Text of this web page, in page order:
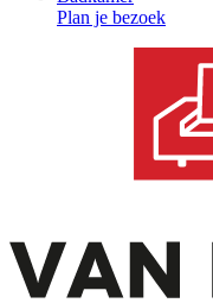
Plan je bezoek